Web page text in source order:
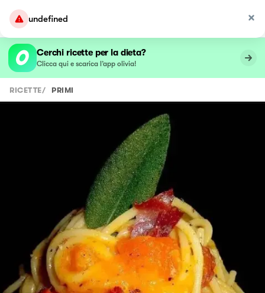
undefined
Cerchi ricette per la dieta?
Clicca qui e scarica l’app olivia!
RICETTE/ PRIMI